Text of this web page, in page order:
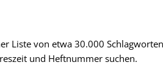
Liste von etwa 30.000
und Heftnummer suchen.